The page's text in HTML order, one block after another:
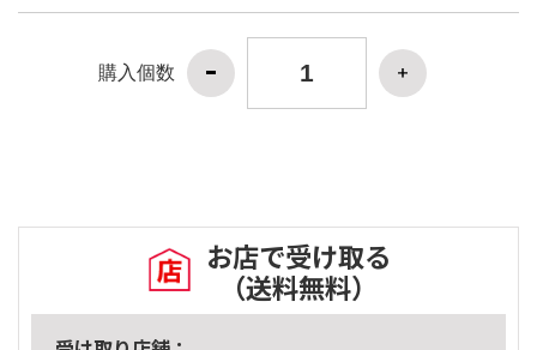
購入個数
お店で受け取る
（送料無料）